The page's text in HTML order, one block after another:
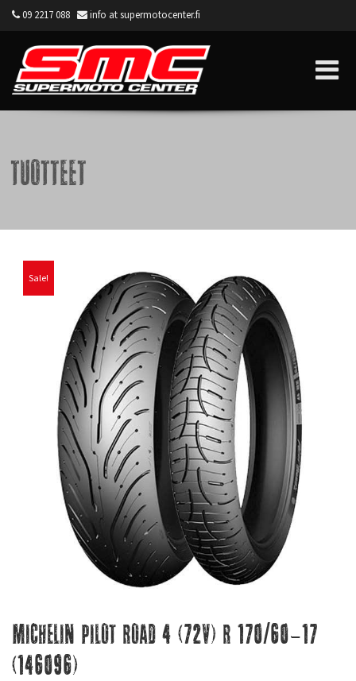
09 2217 088 info at supermotocenter.fi
Tuotteet
Sale!
Michelin Pilot Road 4 (72V) R 170/60-17
(146096)